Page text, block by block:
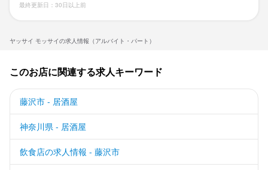
ヤッサイ モッサイの求人情報（アルバイト・パート）
最終更新日：30日以上前
このお店に関連する求人キーワード
藤沢市 - 居酒屋
神奈川県 - 居酒屋
飲食店の求人情報 - 藤沢市